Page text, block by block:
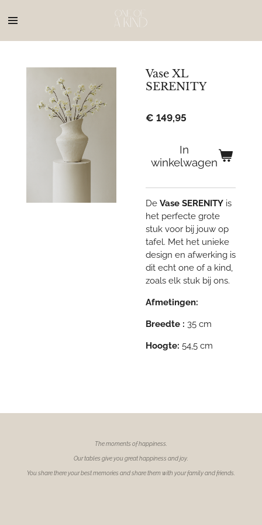
direct
Vase XL
SERENITY
€ 149,95
In
winkelwagen
De Vase SERENITY is
het perfecte grote
stuk voor bij jouw op
tafel. Met het unieke
design en afwerking is
dit echt one of a kind,
zoals elk stuk bij ons.
Afmetingen:
Breedte : 35 cm
Hoogte: 54,5 cm
The moments ofhappiness.
Our tables give you great happiness and joy.
You share there your best memories and share them with your family and friends.